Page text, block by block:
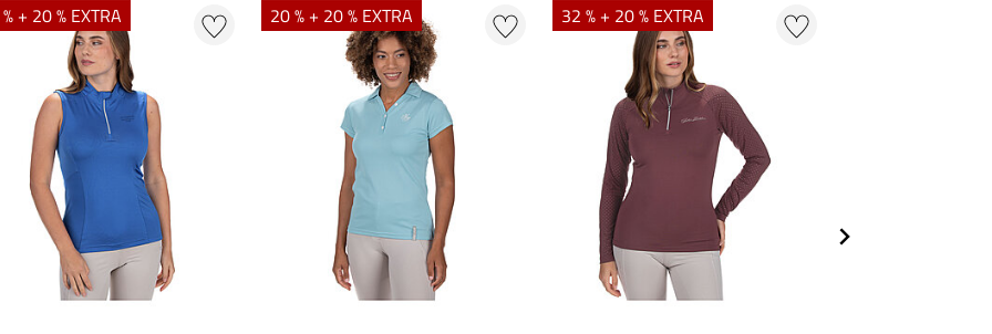
+ 20 % EXTRA 20 % + 20 % EXTRA 32 % + 20 % EXTRA